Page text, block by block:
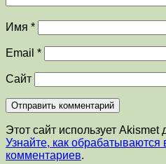
Имя *
Email *
Сайт
Этот сайт использует
Узнайте, как
комментариев.